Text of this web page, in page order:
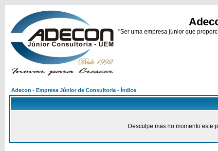
"Ser uma empresa júnior que
Adecon - Empresa Júnior de Consultoria - Índice
Desculpe mas no momento este